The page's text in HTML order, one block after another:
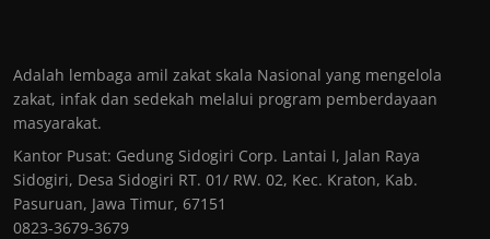
Adalah lembaga amil zakat skala Nasional yang mengelola
zakat, infak dan sedekah melalui program pemberdayaan
masyarakat.
Kantor Pusat: Gedung Sidogiri Corp. Lantai I, Jalan Raya
Sidogiri, Desa Sidogiri RT. 01/ RW. 02, Kec. Kraton, Kab.
Pasuruan, Jawa Timur, 67151
0823-3679-3679